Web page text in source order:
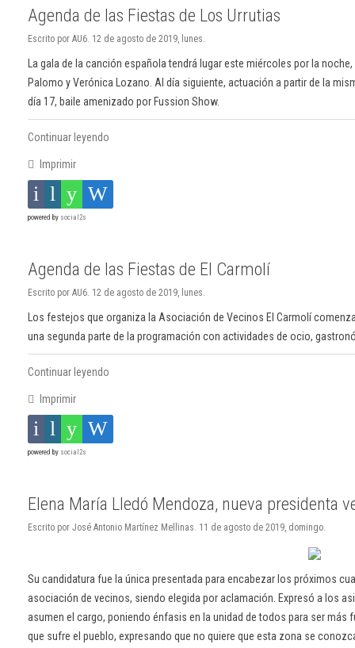
Agenda de las Fiestas de Los Urrutias
Escrito por AU6. 12 de agosto de 2019, lunes.
La gala de la canción española tendrá lugar este miércoles por la
Palomo y Verónica Lozano. Al día siguiente, actuación a partir de la
día 17, baile amenizado por Fussion Show.
Continuar leyendo
Imprimir
powered by social2s
Agenda de las Fiestas de El Carmolí
Escrito por AU6. 12 de agosto de 2019, lunes.
Los festejos que organiza la Asociación de Vecinos El Carmolí
una segunda parte de la programación con actividades de ocio,
Continuar leyendo
Imprimir
powered by social2s
Elena María Lledó Mendoza, nueva presidenta
Escrito por José Antonio Martínez Mellinas. 11 de agosto de 2019, domingo.
Su candidatura fue la única presentada para encabezar los próximos
asociación de vecinos, siendo elegida por aclamación. Expresó a los
asumen el cargo, poniendo énfasis en la unidad de todos para ser
que sufre el pueblo, expresando que no quiere que esta zona se